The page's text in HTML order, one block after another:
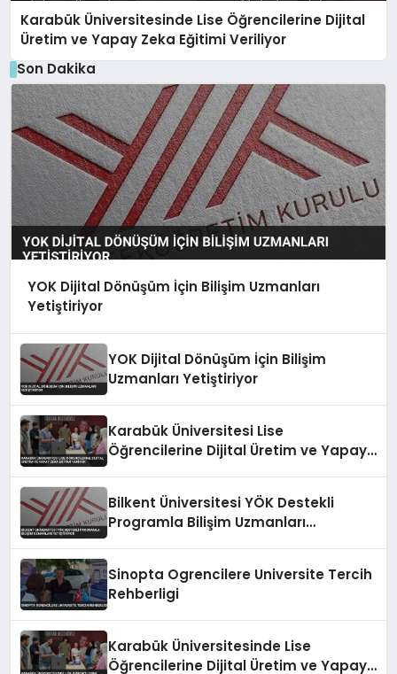
Karabük Üniversitesinde Lise Öğrencilerine Dijital
Üretim ve Yapay Zeka Eğitimi Veriliyor
Son Dakika
YOK Dijital Dönüşüm İçin Bilişim Uzmanları
Yetiştiriyor
YOK Dijital Dönüşüm İçin Bilişim
Uzmanları Yetiştiriyor
Karabük Üniversitesi Lise
Öğrencilerine Dijital Üretim ve Yapay
Bilkent Üniversitesi YÖK Destekli
Programla Bilişim Uzmanları
Sinopta Ogrencilere Universite Tercih
Rehberligi
Karabük Üniversitesinde Lise
Öğrencilerine Dijital Üretim ve Yapay